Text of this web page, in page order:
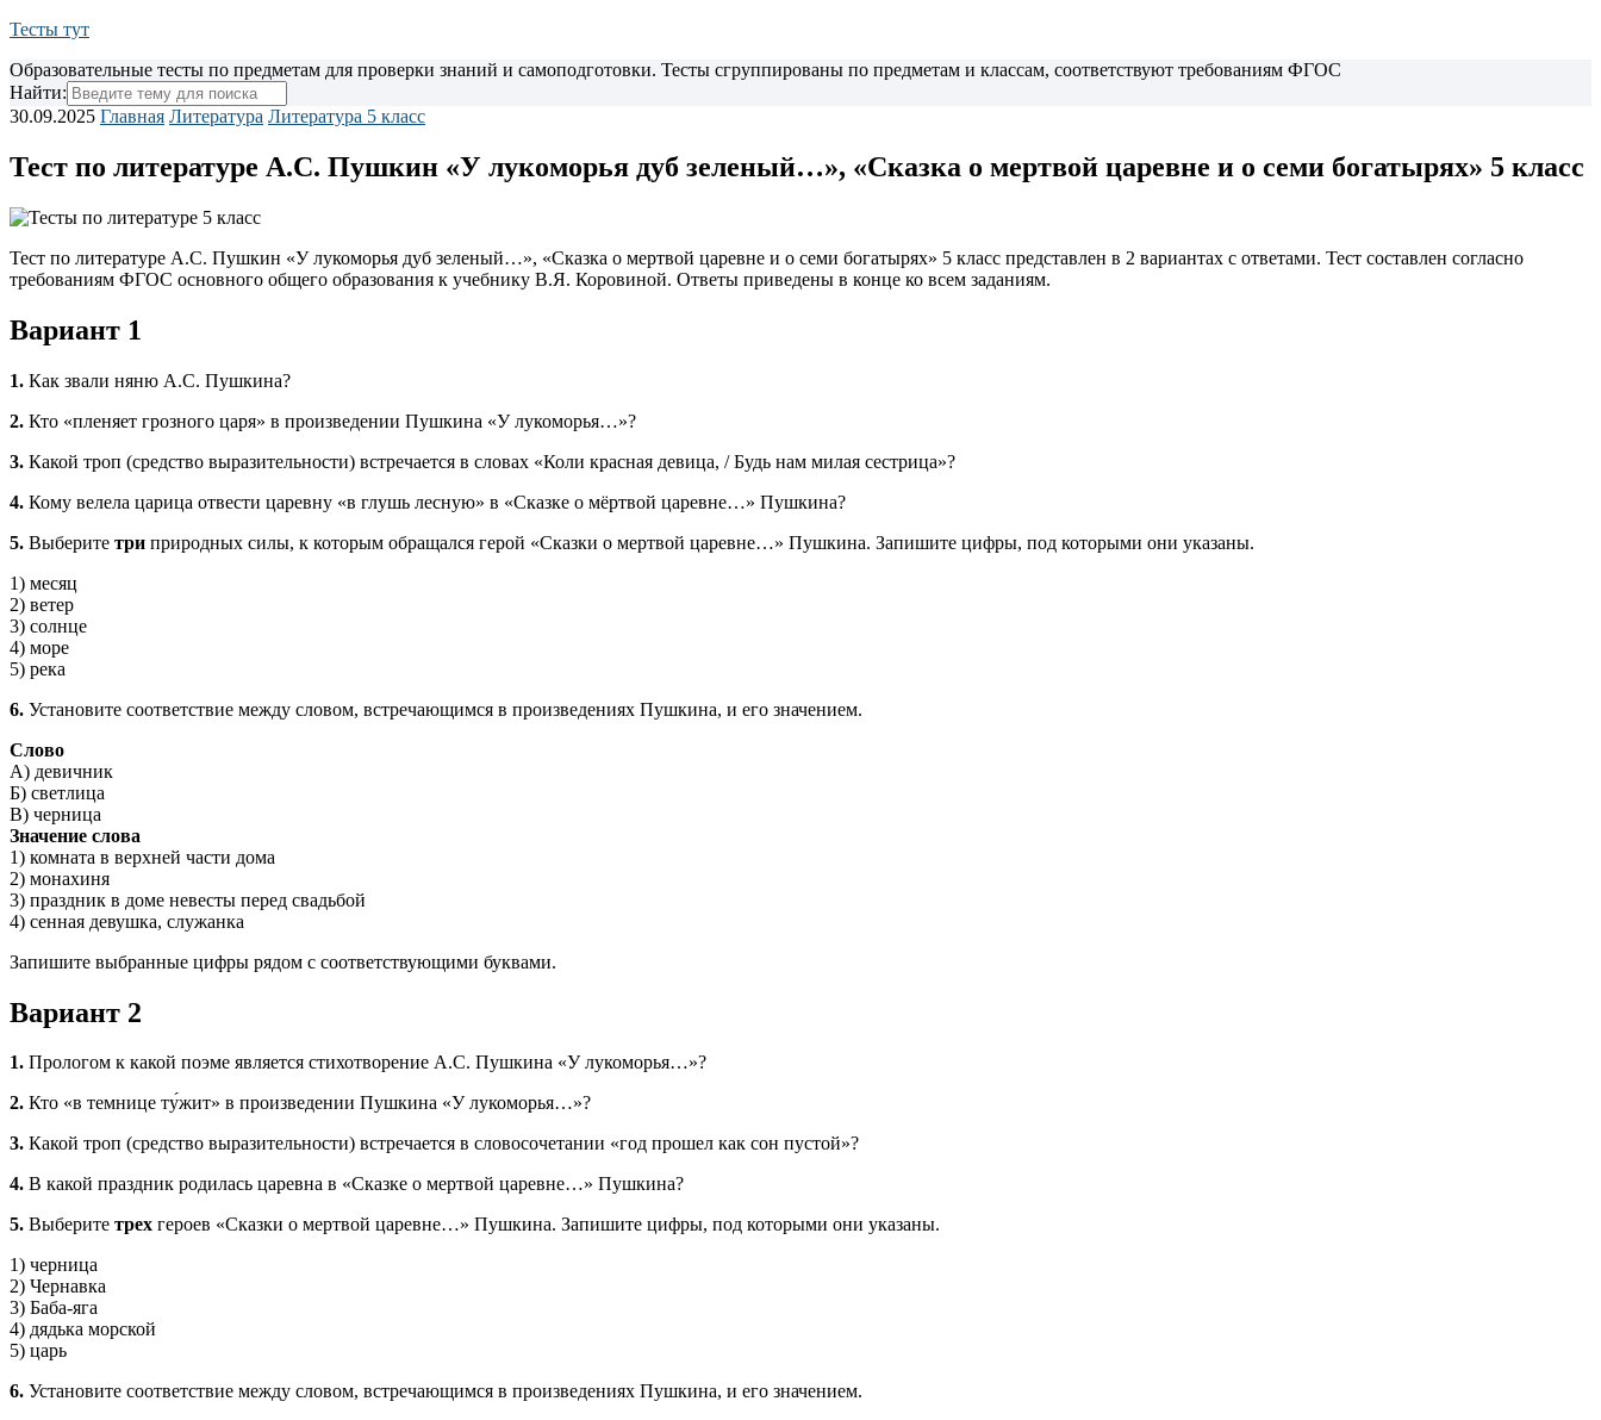
Тесты тут
Образовательные тесты по предметам для проверки знаний и самоподготовки. Тесты сгруппированы по предметам и классам, соответствуют требованиям ФГОС
Найти:
30.09.2025 Главная Литература Литература 5 класс
Тест по литературе А.С. Пушкин «У лукоморья дуб зеленый…», «Сказка о мертвой царевне и о семи богатырях» 5 класс
Тест по литературе А.С. Пушкин «У лукоморья дуб зеленый…», «Сказка о мертвой царевне и о семи богатырях» 5 класс представлен в 2 вариантах с ответами. Тест составлен согласно
требованиям ФГОС основного общего образования к учебнику В.Я. Коровиной. Ответы приведены в конце ко всем заданиям.
Вариант 1
1. Как звали няню А.С. Пушкина?
2. Кто «пленяет грозного царя» в произведении Пушкина «У лукоморья…»?
3. Какой троп (средство выразительности) встречается в словах «Коли красная девица, / Будь нам милая сестрица»?
4. Кому велела царица отвести царевну «в глушь лесную» в «Сказке о мёртвой царевне…» Пушкина?
5. Выберите три природных силы, к которым обращался герой «Сказки о мертвой царевне…» Пушкина. Запишите цифры, под которыми они указаны.
1) месяц
2) ветер
3) солнце
4) море
5) река
6. Установите соответствие между словом, встречающимся в произведениях Пушкина, и его значением.
Слово
А) девичник
Б) светлица
В) черница
Значение слова
1) комната в верхней части дома
2) монахиня
3) праздник в доме невесты перед свадьбой
4) сенная девушка, служанка
Запишите выбранные цифры рядом с соответствующими буквами.
Вариант 2
1. Прологом к какой поэме является стихотворение А.С. Пушкина «У лукоморья…»?
2. Кто «в темнице ту́жит» в произведении Пушкина «У лукоморья…»?
3. Какой троп (средство выразительности) встречается в словосочетании «год прошел как сон пустой»?
4. В какой праздник родилась царевна в «Сказке о мертвой царевне…» Пушкина?
5. Выберите трех героев «Сказки о мертвой царевне…» Пушкина. Запишите цифры, под которыми они указаны.
1) черница
2) Чернавка
3) Баба-яга
4) дядька морской
5) царь
6. Установите соответствие между словом, встречающимся в произведениях Пушкина, и его значением.